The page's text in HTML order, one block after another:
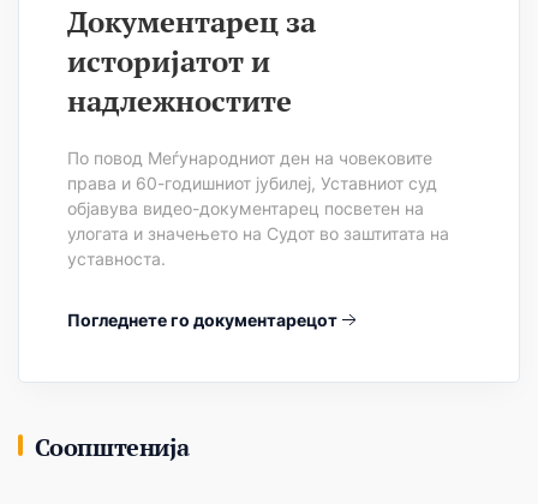
Документарец за
историјатот и
надлежностите
По повод Меѓународниот ден на човековите
права и 60-годишниот јубилеј, Уставниот суд
објавува видео-документарец посветен на
улогата и значењето на Судот во заштитата на
уставноста.
Погледнете го документарецот
Соопштенија